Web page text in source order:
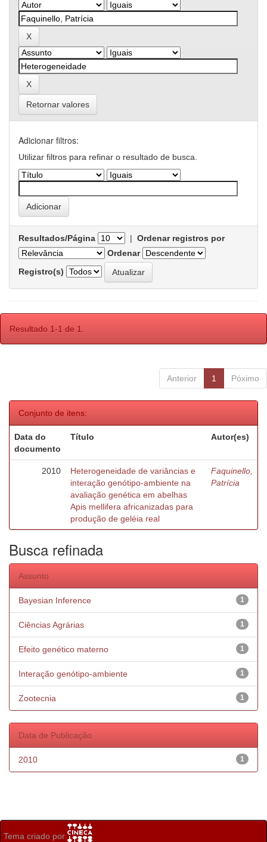
Retornar valores
Adicionar filtros:
Utilizar filtros para refinar o resultado de busca.
Resultados/Página | Ordenar registros por
Ordenar
Registro(s)
Resultado 1-1 de 1.
Anterior 1 Póximo
Conjunto de itens:
Data do
documento
Título Autor(es)
2010
Heterogeneidade de variâncias e
interação genótipo-ambiente na
avaliação genética em abelhas
Apis mellifera africanizadas para
produção de geléia real
Faquinello,
Patrícia
Busca refinada
Assunto
1
Bayesian Inference
1
Ciências Agrárias
1
Efeito genético materno
1
Interação genótipo-ambiente
1
Zootecnia
Data de Publicação
1
2010
Tema criado por